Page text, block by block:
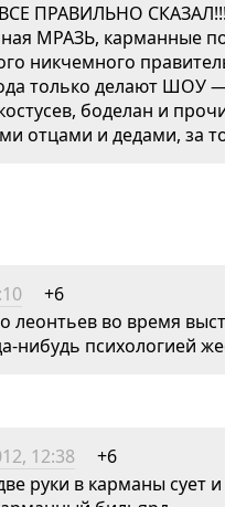
ПРАВИЛЬНО
МРАЗЬ, карманные
никчемного
только делают ШОУ
боделан и
отцами и дедами, за
+6
леонтьев во время
нибудь психологией
12:38
+6
руки в карманы сует